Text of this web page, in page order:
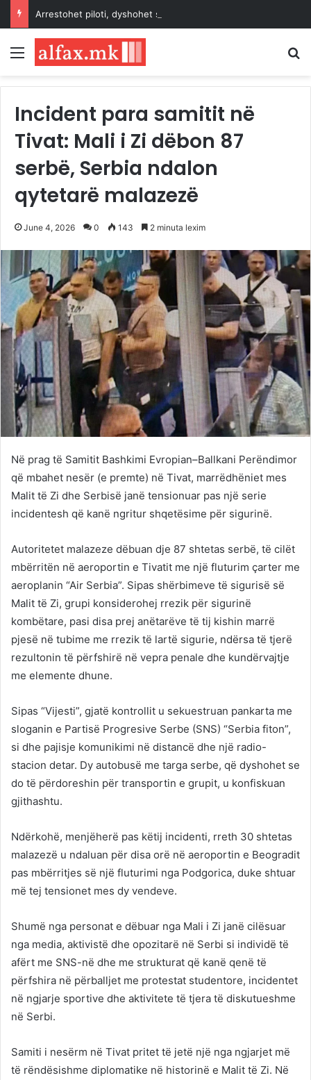
Menu
Incident para samitit në
Tivat: Mali i Zi dëbon 87
serbë, Serbia ndalon
qytetarë malazezë
June 4, 2026 0 143 2 minuta lexim
Në prag të Samitit Bashkimi Evropian–Ballkani Perëndimor
që mbahet nesër (e premte) në Tivat, marrëdhëniet mes
Malit të Zi dhe Serbisë janë tensionuar pas një serie
incidentesh që kanë ngritur shqetësime për sigurinë.
Autoritetet malazeze dëbuan dje 87 shtetas serbë, të cilët
mbërritën në aeroportin e Tivatit me një fluturim çarter me
aeroplanin “Air Serbia”. Sipas shërbimeve të sigurisë së
Malit të Zi, grupi konsiderohej rrezik për sigurinë
kombëtare, pasi disa prej anëtarëve të tij kishin marrë
pjesë në tubime me rrezik të lartë sigurie, ndërsa të tjerë
rezultonin të përfshirë në vepra penale dhe kundërvajtje
me elemente dhune.
Sipas “Vijesti”, gjatë kontrollit u sekuestruan pankarta me
sloganin e Partisë Progresive Serbe (SNS) “Serbia fiton”,
si dhe pajisje komunikimi në distancë dhe një radio-
stacion detar. Dy autobusë me targa serbe, që dyshohet se
do të përdoreshin për transportin e grupit, u konfiskuan
gjithashtu.
Ndërkohë, menjëherë pas këtij incidenti, rreth 30 shtetas
malazezë u ndaluan për disa orë në aeroportin e Beogradit
pas mbërritjes së një fluturimi nga Podgorica, duke shtuar
më tej tensionet mes dy vendeve.
Shumë nga personat e dëbuar nga Mali i Zi janë cilësuar
nga media, aktivistë dhe opozitarë në Serbi si individë të
afërt me SNS-në dhe me strukturat që kanë qenë të
përfshira në përballjet me protestat studentore, incidentet
në ngjarje sportive dhe aktivitete të tjera të diskutueshme
në Serbi.
Samiti i nesërm në Tivat pritet të jetë një nga ngjarjet më
të rëndësishme diplomatike në historinë e Malit të Zi. Në